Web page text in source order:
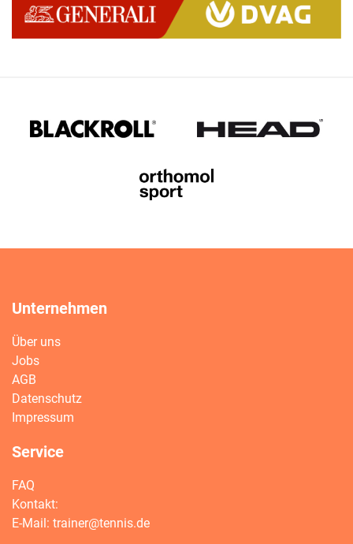
Unternehmen
Über uns
Jobs
AGB
Datenschutz
Impressum
Service
FAQ
Kontakt:
E-Mail: trainer@tennis.de